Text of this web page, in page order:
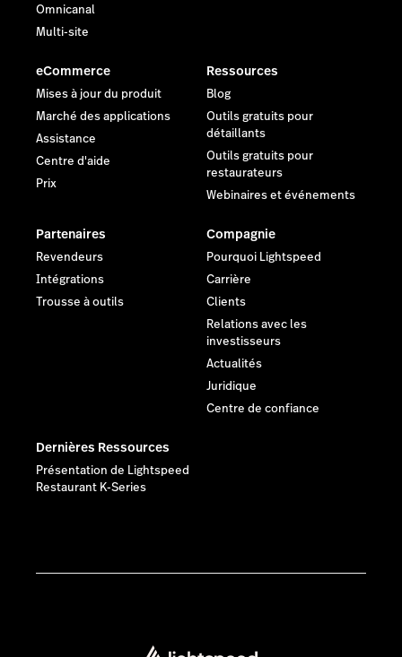
Omnicanal
Multi-site
eCommerce
Mises à jour du produit
Marché des applications
Assistance
Centre d'aide
Prix
Ressources
Blog
Outils gratuits pour
détaillants
Outils gratuits pour
restaurateurs
Webinaires et événements
Partenaires
Revendeurs
Intégrations
Trousse à outils
Compagnie
Pourquoi Lightspeed
Carrière
Clients
Relations avec les
investisseurs
Actualités
Juridique
Centre de confiance
Dernières Ressources
Présentation de Lightspeed
Restaurant K-Series